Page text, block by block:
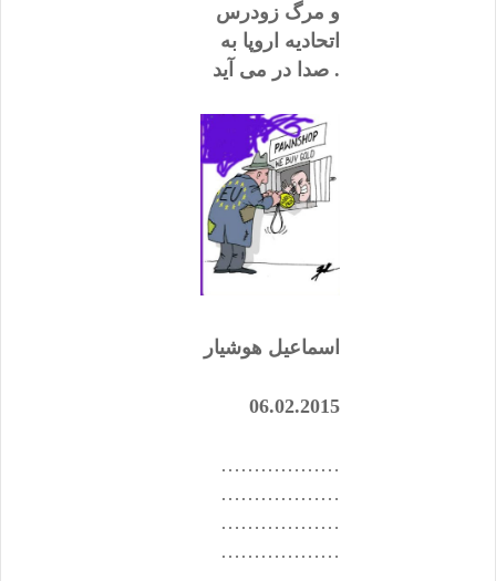
و مرگ زودرس
اتحادیه اروپا به
صدا در می آید .
اسماعیل هوشیار
06.02.2015
………………
………………
………………
………………